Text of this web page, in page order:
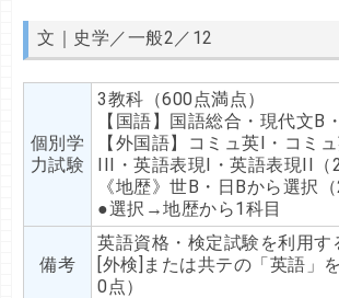
文｜史学／一般2／12
個別学
力試験
3教科（600点満点）
【国語】国語総合・現代文B
【外国語】コミュ英I・コミ
III・英語表現I・英語表現II（
《地歴》世B・日Bから選択（
●選択→地歴から1科目
備考
英語資格・検定試験を利用す
[外検]または共テの「英語」
0点）